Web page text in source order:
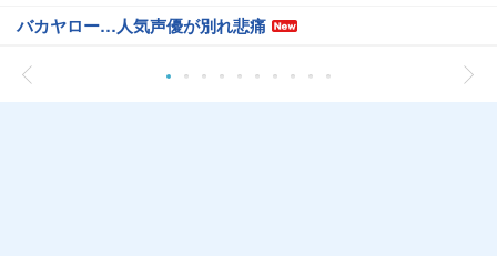
バカヤロー…人気声優が別れ悲痛